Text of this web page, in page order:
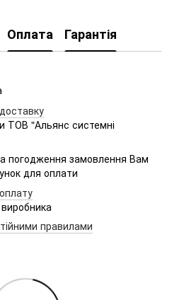
Оплата Гарантія
ТОВ "Альянс системні
погодження замовлення Вам
для оплати
виробника
правилами